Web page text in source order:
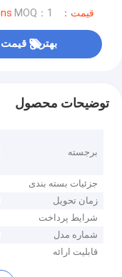
قیمت：Price negotiations MOQ：1 عدد
بهترین قیمت
توضیحات محصول
برجسته
جزئیات بسته بندی
زمان تحویل
شرایط پرداخت
شماره مدل
قابلیت ارائه